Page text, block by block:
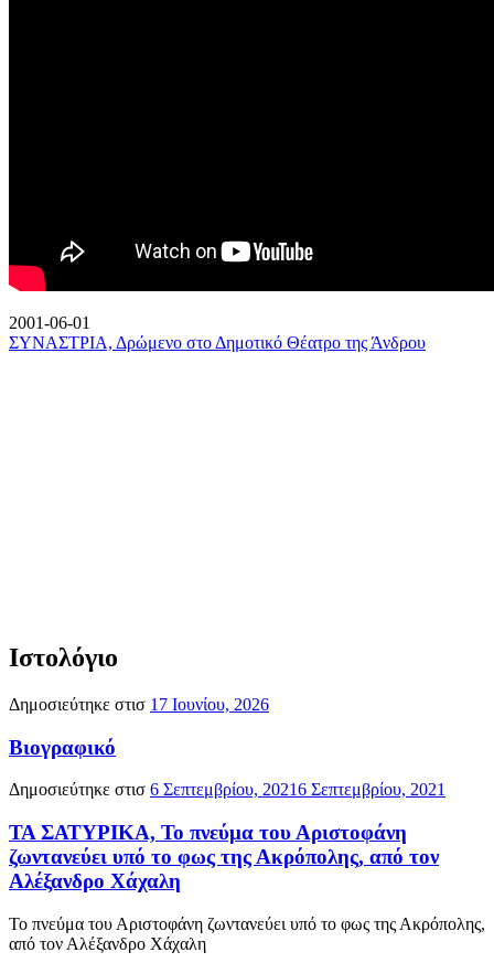
2001-06-01
ΣΥΝΑΣΤΡΙΑ, Δρώμενο στο Δημοτικό Θέατρο της Άνδρου
Ιστολόγιο
Δημοσιεύτηκε στισ 17 Ιουνίου, 2026
Βιογραφικό
Δημοσιεύτηκε στισ 6 Σεπτεμβρίου, 20216 Σεπτεμβρίου, 2021
ΤΑ ΣΑΤΥΡΙΚΑ, Το πνεύμα του Αριστοφάνη
ζωντανεύει υπό το φως της Ακρόπολης, από τον
Αλέξανδρο Χάχαλη
Το πνεύμα του Αριστοφάνη ζωντανεύει υπό το φως της Ακρόπολης,
από τον Αλέξανδρο Χάχαλη